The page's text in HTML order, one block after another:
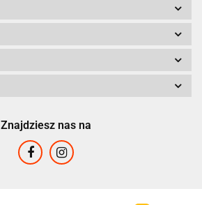
Znajdziesz nas na